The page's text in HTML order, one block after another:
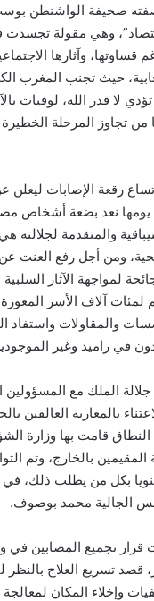
صحيفة الواشنطن
وهي مقولة
قساوتها، وآثارها
حيث تجنب المغرب
لا قدر الله، لوفيات
من تجاوز المرحلة
رقعة الإصابات ليعلن
والمتقدمة
ومن أجل رفع العنت
لمواجهة الآثار
لمئات آلاف الأسر
والمقاولات
في راميد وغير
جلالة الملك مع
بالمغاربة العالقين
قامت بها وزارة
المقيمين بالخارج، وتم
بكل من يطلب ذلك، في
الجالية محمد بوصوف.
قرار تجميع المصابين في
قصد تسريع العلاج
وإخلاء المكان لمعالجة